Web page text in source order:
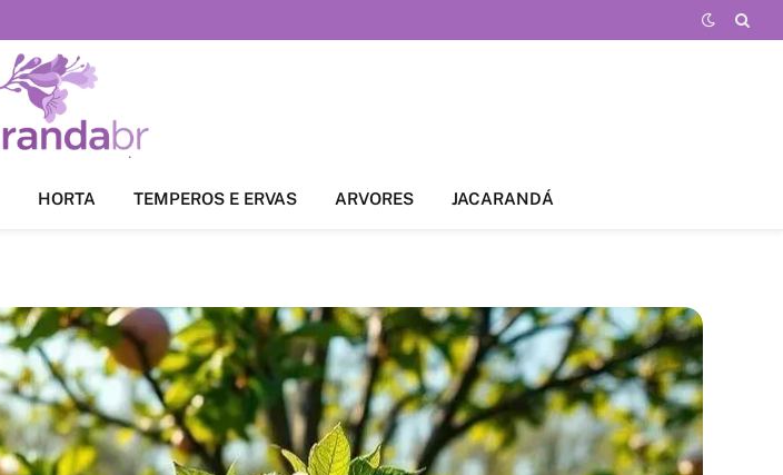
HORTA TEMPEROS E ERVAS ARVORES JACARANDÁ